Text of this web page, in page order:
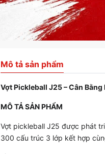
Mô tả sản phẩm
Vợt Pickleball J25 – Cân
MÔ TẢ SẢN PHẨM
Vợt pickleball J25 được phát
300 cấu trúc 3 lớp kết hợp